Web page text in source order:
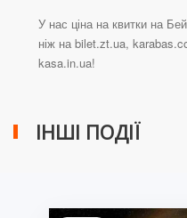
У нас ціна на квитки на
ніж на bilet.zt.ua,
kasa.in.ua!
ІНШІ ПОДІЇ